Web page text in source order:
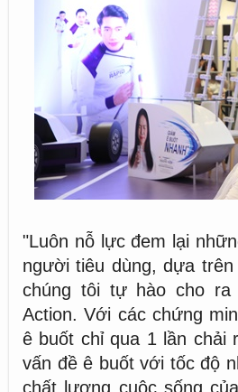
"Luôn nỗ lực đem lại
người tiêu dùng, dựa
chúng tôi tự hào cho ra
Action. Với các chứng
ê buốt chỉ qua 1 lần chải
vấn đề ê buốt với tốc độ
chất lượng cuộc sống